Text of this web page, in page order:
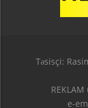
Təsisçi:
e-